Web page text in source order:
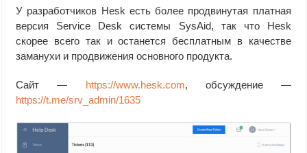
У разработчиков Hesk есть более продвинутая платная
версия Service Desk системы SysAid, так что Hesk
скорее всего так и останется бесплатным в качестве
заманухи и продвижения основного продукта.
Сайт — https://www.hesk.com, обсуждение —
https://t.me/srv_admin/1635